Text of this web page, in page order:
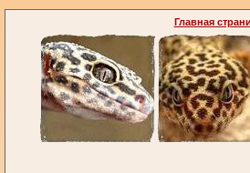
Главная